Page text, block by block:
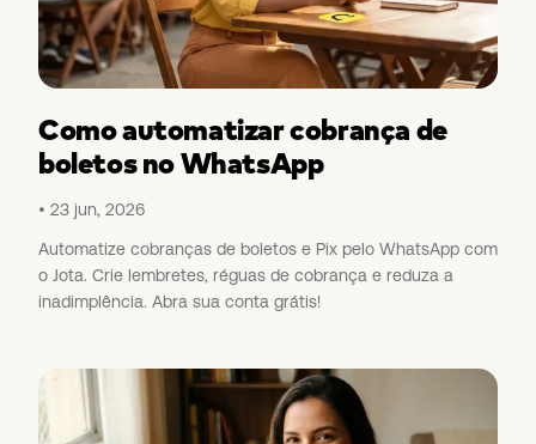
Como automatizar cobrança de
boletos no WhatsApp
23 jun, 2026
Automatize cobranças de boletos e Pix pelo WhatsApp com
o Jota. Crie lembretes, réguas de cobrança e reduza a
inadimplência. Abra sua conta grátis!